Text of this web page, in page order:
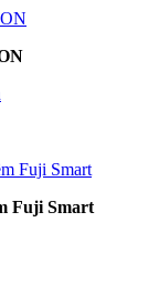
Fuji Smart